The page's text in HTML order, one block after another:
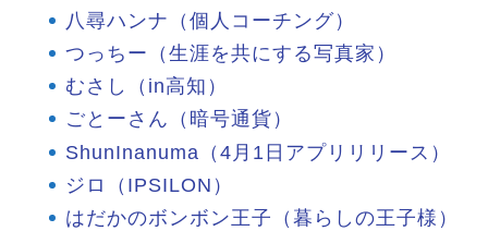
八尋ハンナ（個人コーチング）
つっちー（生涯を共にする写真家）
むさし（in高知）
ごとーさん（暗号通貨）
ShunInanuma（4月1日アプリリリース）
ジロ（IPSILON）
はだかのボンボン王子（暮らしの王子様）